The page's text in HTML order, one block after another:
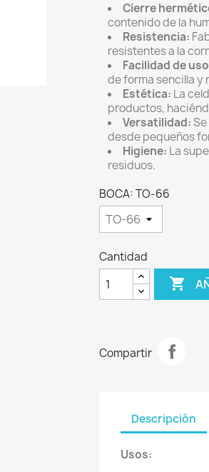
Cierre
contenido de la
Resistencia:
resistentes a la
Facilidad de
de forma sencilla y
Estética: La
productos,
Versatilidad:
desde pequeños
Higiene: La
residuos.
BOCA: TO-66
Cantidad

Compartir
Descripción
Usos: